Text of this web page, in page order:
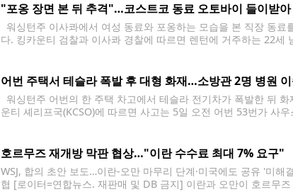
"포옹 장면 본 뒤 추격"…코스트코 동료 오토바이 들이받
워싱턴주 이사콰에서 여성 동료와 포옹하는 모습을 본 직장 동
다. 킹카운티 검찰과 이사콰 경찰에 따르면 렌턴에 거주하는 22
어번 주택서 테슬라 폭발 후 대형 화재…소방관 2명 병원
워싱턴주 어번의 한 주택 차고에서 테슬라 전기차가 폭발한 뒤
운티 셰리프국(KCSO)에 따르면 사고는 5일 오전 어번 53번가 사
호르무즈 재개방 막판 협상…"이란 수수료 최대 7% 요구"
WSJ, 합의 초안 보도…이란-오만 마무리 단계·미국에도 공유 '미
협 [로이터=연합뉴스. 재판매 및 DB 금지] 이란과 오만이 호르무